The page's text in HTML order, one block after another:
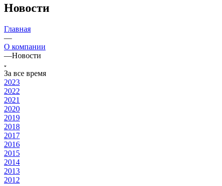
Новости
Главная
—
О компании
—Новости
За все время
2023
2022
2021
2020
2019
2018
2017
2016
2015
2014
2013
2012